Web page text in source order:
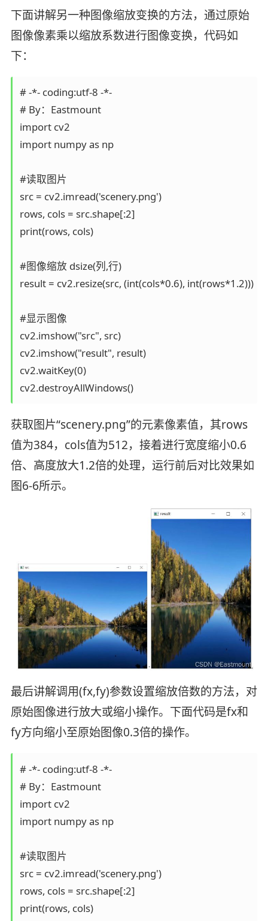
下面讲解另一种图像缩放变换的方法，通过原始
图像像素乘以缩放系数进行图像变换，代码如
下：
# -*- coding:utf-8 -*-
# By：Eastmount
import cv2
import numpy as np
#读取图片
src = cv2.imread('scenery.png')
rows, cols = src.shape[:2]
print(rows, cols)
#图像缩放 dsize(列,行)
result = cv2.resize(src, (int(cols*0.6), int(rows*1.2)))
#显示图像
cv2.imshow("src", src)
cv2.imshow("result", result)
cv2.waitKey(0)
cv2.destroyAllWindows()
获取图片“scenery.png”的元素像素值，其rows
值为384，cols值为512，接着进行宽度缩小0.6
倍、高度放大1.2倍的处理，运行前后对比效果如
图6-6所示。
最后讲解调用(fx,fy)参数设置缩放倍数的方法，对
原始图像进行放大或缩小操作。下面代码是fx和
fy方向缩小至原始图像0.3倍的操作。
# -*- coding:utf-8 -*-
# By：Eastmount
import cv2
import numpy as np
#读取图片
src = cv2.imread('scenery.png')
rows, cols = src.shape[:2]
print(rows, cols)